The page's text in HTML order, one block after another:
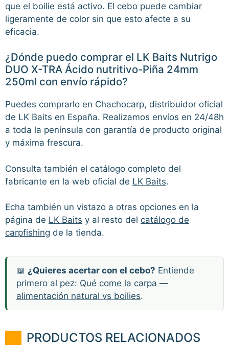
que el boilie está activo. El cebo puede cambiar
ligeramente de color sin que esto afecte a su
eficacia.
¿Dónde puedo comprar el LK Baits Nutrigo
DUO X-TRA Ácido nutritivo-Piña 24mm
250ml con envío rápido?
Puedes comprarlo en Chachocarp, distribuidor oficial
de LK Baits en España. Realizamos envíos en 24/48h
a toda la península con garantía de producto original
y máxima frescura.
Consulta también el catálogo completo del
fabricante en la web oficial de LK Baits.
Echa también un vistazo a otras opciones en la
página de LK Baits y al resto del catálogo de
carpfishing de la tienda.
📖 ¿Quieres acertar con el cebo? Entiende
primero al pez: Qué come la carpa —
alimentación natural vs boilies.
PRODUCTOS RELACIONADOS